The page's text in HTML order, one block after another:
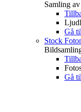
Samling
Gå
Stock
Gå